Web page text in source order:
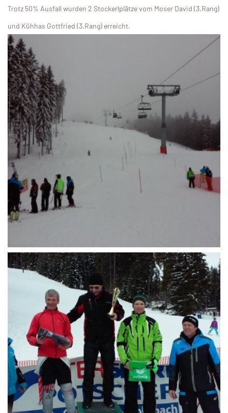
Trotz 50% Ausfall wurden 2 Stockerlplätze vom Moser David (3.Rang)
und Kühhas Gottfried (3.Rang) erreicht.